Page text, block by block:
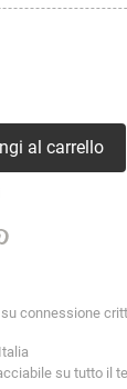
al carrello
connessione
su tutto il